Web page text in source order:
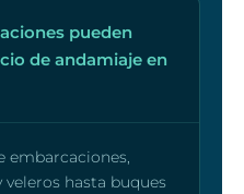
pueden
de andamiaje en
embarcaciones,
veleros hasta buques